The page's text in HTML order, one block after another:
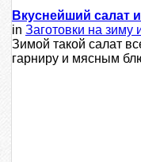
Вкуснейший салат
in Заготовки на зиму
Зимой такой салат
гарниру и мясным